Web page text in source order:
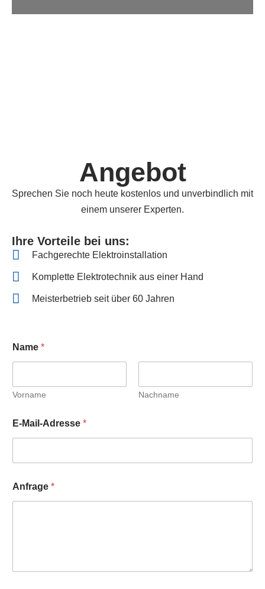
Angebot
Sprechen Sie noch heute kostenlos und unverbindlich mit
einem unserer Experten.
Ihre Vorteile bei uns:
Fachgerechte Elektroinstallation
Komplette Elektrotechnik aus einer Hand
Meisterbetrieb seit über 60 Jahren
Name *
Vorname Nachname
E-Mail-Adresse *
Anfrage *